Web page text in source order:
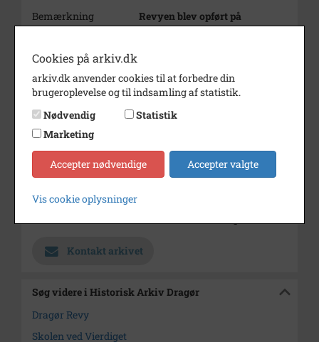
Bemærkning
Revyen blev opført på
Vierdigets Skole i
Dateringsnote
10.3.1982
Fotograf
Dirch Jansen
Type
Sogn (1000-2050)
Enhed
Kontakt arkivet
Søg videre i Historisk Arkiv Dragør
Dragør Revy
Skolen ved Vierdiget
Cookies på arkiv.dk
arkiv.dk anvender cookies til at forbedre din
brugeroplevelse og til indsamling af statistik.
Nødvendig
Statistik
Marketing
Accepter nødvendige Accepter valgte
Vis cookie oplysninger